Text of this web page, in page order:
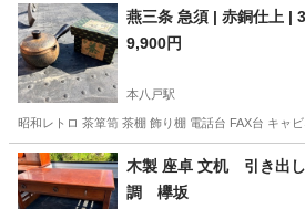
宮城 その他
燕三条 急須 | 赤銅仕上 |
9,900円
本八戸駅
昭和レトロ 茶箪笥 茶棚 飾り棚 電話台 FAX台 キャ
青森 八戸市 本八戸駅 その他 急須
木製 座卓 文机 引き出
調 欅坂